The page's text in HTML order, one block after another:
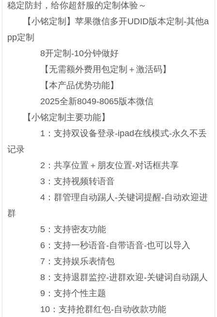
稳定防封，给你超舒服的定制体验～
【小铭定制】苹果微信多开UDID版本定制-其他a
pp定制
8开定制-10分钟做好
【无需额外费用包定制＋激活码】
【本产品优势功能】
2025全新8049-8065版本微信
【小铭定制主要功能】
1：支持双设备登录-ipad在线模式-永久不丢
记录
2：共享位置＋朋友位置-对话框共享
3：支持视频转语音
4：群管理自动踢人-关键词提醒-自动欢迎进
群
5：支持密友功能
6：支持一秒语音-自带语音-也可以导入
7：支持娱乐表情包
8：支持退群监控-进群欢迎-关键词自动踢人
9：支持个性主题
10：支持抢群红包-自动收款功能